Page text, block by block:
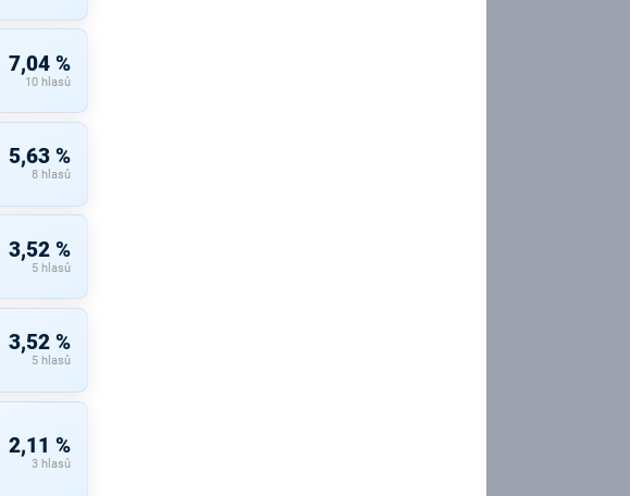
7,04 %
10 hlasů
5,63 %
8 hlasů
3,52 %
5 hlasů
3,52 %
5 hlasů
2,11 %
3 hlasů